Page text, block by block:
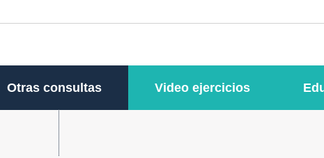
Otras consultas Video ejercicios